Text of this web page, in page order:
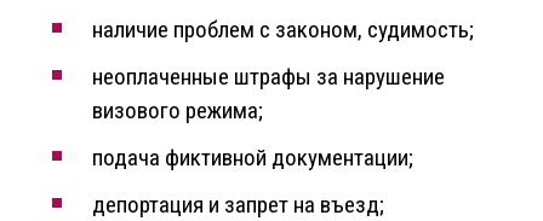
наличие проблем с законом, судимость;
неоплаченные штрафы за нарушение
визового режима;
подача фиктивной документации;
депортация и запрет на въезд;